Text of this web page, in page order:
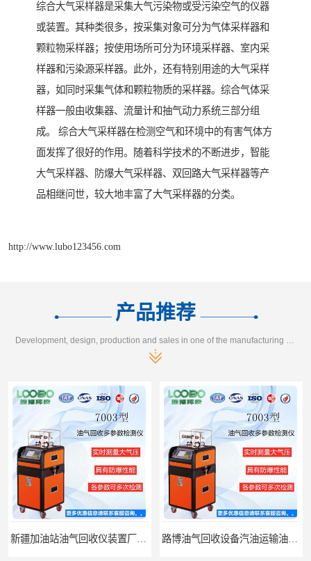
综合大气采样器是采集大气污染物或受污染空气的仪器
或装置。其种类很多，按采集对象可分为气体采样器和
颗粒物采样器；按使用场所可分为环境采样器、室内采
样器和污染源采样器。此外，还有特别用途的大气采样
器，如同时采集气体和颗粒物质的采样器。综合气体采
样器一般由收集器、流量计和抽气动力系统三部分组
成。 综合大气采样器在检测空气和环境中的有害气体方
面发挥了很好的作用。随着科学技术的不断进步，智能
大气采样器、防爆大气采样器、双回路大气采样器等产
品相继问世，较大地丰富了大气采样器的分类。
http://www.lubo123456.com
产品推荐